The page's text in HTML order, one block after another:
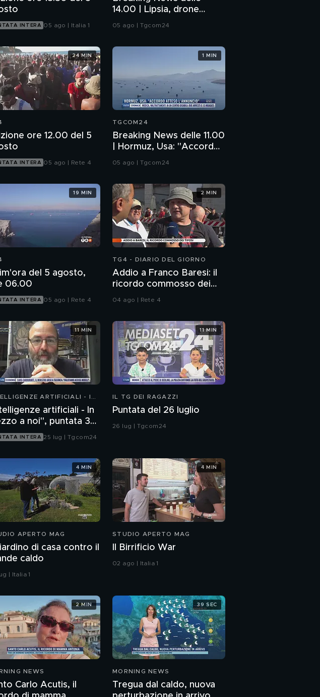
INTERA 05 ago | Italia 1
14.00 | Lipsia, drone
esplosivo vicino aereo
05 ago | Tgcom24
ore 12.00 del 5
INTERA 05 ago | Rete 4
24 MIN
TGCOM24
Breaking News delle 11.00
| Hormuz, Usa: "Accordo
atteso l'annuncio"
05 ago | Tgcom24
1 MIN
del 5 agosto,
06.00
INTERA 05 ago | Rete 4
19 MIN
TG4 - DIARIO DEL GIORNO
Addio a Franco Baresi: il
ricordo commosso dei
04 ago | Rete 4
2 MIN
ARTIFICIALI - IN
artificiali - In
a noi", puntata 35:
Glasswing
INTERA 25 lug | Tgcom24
11 MIN
IL TG DEI RAGAZZI
Puntata del 26 luglio
26 lug | Tgcom24
11 MIN
APERTO MAG
di casa contro il
caldo
| Italia 1
4 MIN
STUDIO APERTO MAG
Il Birrificio War
02 ago | Italia 1
4 MIN
NEWS
Carlo Acutis, il
2 MIN
MORNING NEWS
Tregua dal caldo, nuova
39 SEC